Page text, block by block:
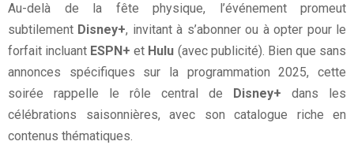
Au-delà de la fête physique, l’événement promeut
subtilement Disney+, invitant à s’abonner ou à opter pour le
forfait incluant ESPN+ et Hulu (avec publicité). Bien que sans
annonces spécifiques sur la programmation 2025, cette
soirée rappelle le rôle central de
Disney+ dans les
célébrations saisonnières, avec son catalogue riche en
contenus thématiques.